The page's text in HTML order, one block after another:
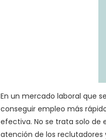
En un mercado laboral que
conseguir empleo más
efectiva. No se trata solo de
atención de los